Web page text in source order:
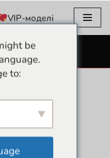
VIP-моделі
КАМЕРИ
be
to: